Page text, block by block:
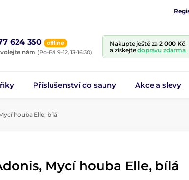
624 350 offline
nám (Po-Pá 9-12, 13-16:30)
Nakupte ještě za 2 000 Kč
a získejte dopravu zdarma
Příslušenství do sauny Akce a slevy
houba Elle, bílá
Mycí houba Elle, bílá